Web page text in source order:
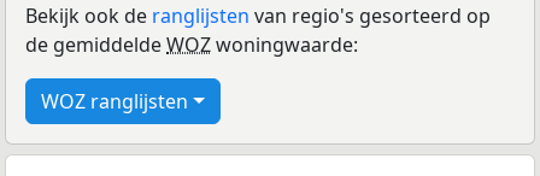
Bekijk ook de ranglijsten van regio's gesorteerd op
de gemiddeldeWOZwoningwaarde:
WOZ ranglijsten